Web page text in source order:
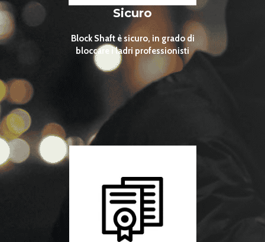
Sicuro
Block Shaft è sicuro, in grado di
bloccare i ladri professionisti